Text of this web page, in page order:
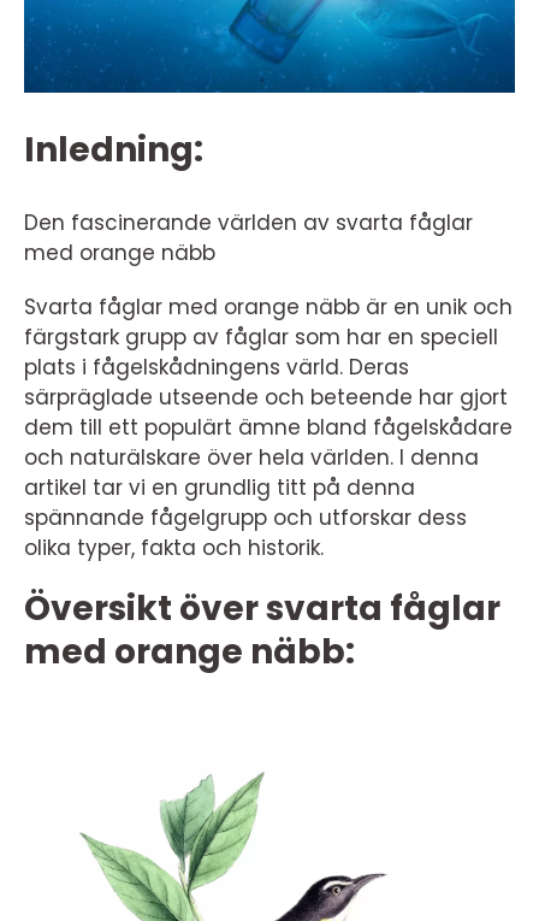
Inledning:
Den fascinerande världen av svarta fåglar
med orange näbb
Svarta fåglar med orange näbb är en unik och
färgstark grupp av fåglar som har en speciell
plats i fågelskådningens värld. Deras
särpräglade utseende och beteende har gjort
dem till ett populärt ämne bland fågelskådare
och naturälskare över hela världen. I denna
artikel tar vi en grundlig titt på denna
spännande fågelgrupp och utforskar dess
olika typer, fakta och historik.
Översikt över svarta fåglar
med orange näbb: